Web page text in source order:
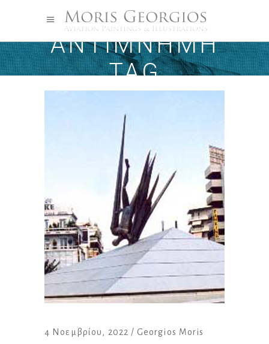
ΑΝΤΙΜΝΉΜΗ
TAG
4 Νοεμβρίου, 2022 Georgios Moris